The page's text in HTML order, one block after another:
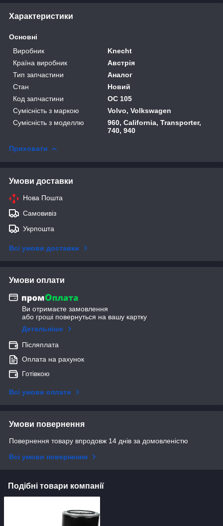
Характеристики
Основні
Виробник
Knecht
Країна виробник
Австрія
Тип запчастини
Аналог
Стан
Новий
Код запчастини
OC 105
Сумісність з маркою
Volvo, Volkswagen
Сумісність з моделлю
960, California, Transporter,
740, 940
Приховати
Умови доставки
Нова Пошта
Самовивіз
Укрпошта
Всі умови доставки
Умови оплати
Ви отримаєте замовлення
або гроші повернуться на вашу картку
Детальніше
Післяплата
Оплата на рахунок
Готівкою
Всі умови оплати
Умови повернення
Повернення товару впродовж 14 днів за домовленістю
Всі умови повернення
Подібні товари компанії